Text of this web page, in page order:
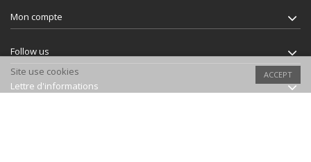
Mon compte
Follow us
Lettre d'informations
ACCEPT
Site use cookies